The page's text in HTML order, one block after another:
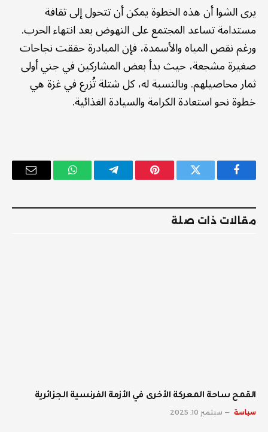
يرى الشوا أن هذه الخطوة يمكن أن تتحول إلى ثقافة
مستدامة تساعد المجتمع على النهوض بعد انتهاء الحرب.
ورغم نقص المياه والأسمدة، فإن المبادرة حققت نجاحات
صغيرة مشجعة، حيث بدأ بعض المشاركين في جني أولى
ثمار محاصيلهم. وبالنسبة له، كل شتلة تُزرع في غزة هي
خطوة نحو استعادة الكرامة والسيادة الغذائية.
فيسبوك تويتر بينتيريستتيلقرام واتساب
البريد
مقالات ذات صلة
القمح ساحة المعركة الأخرى في الأزمة الفرنسية الجزائرية
سياسة سبتمبر 10, 2025